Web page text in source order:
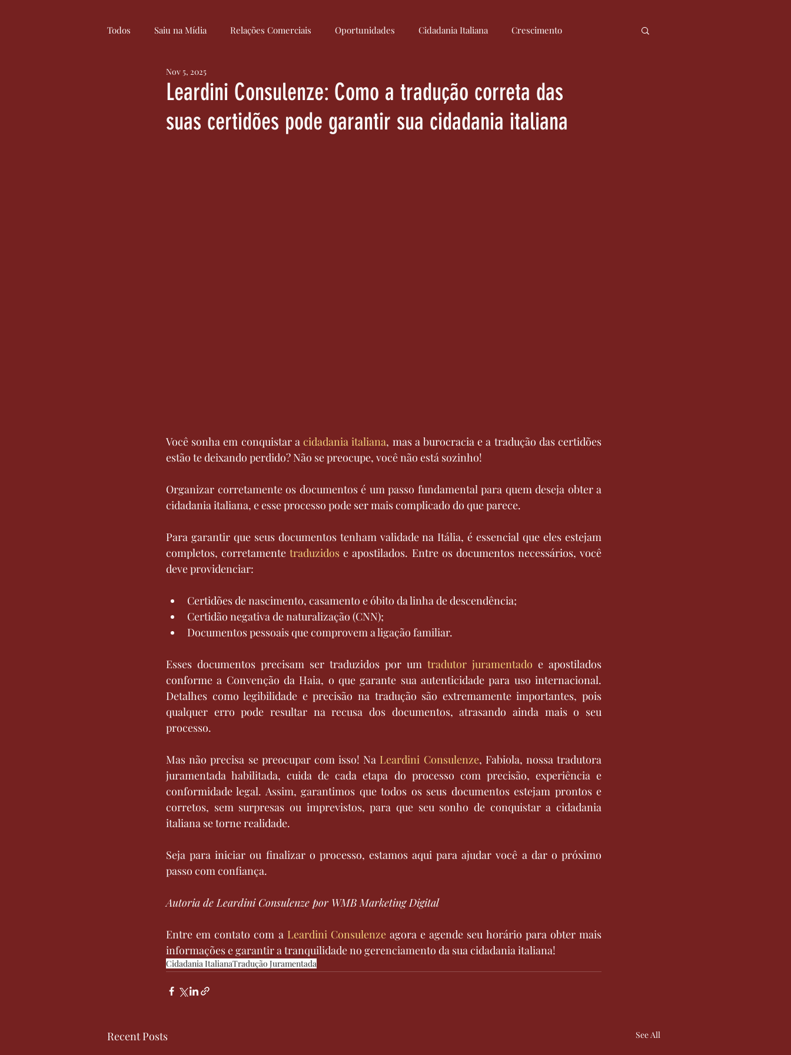
Todos Saiu na Mídia Relações Comerciais Oportunidades Cidadania Italiana Crescimento
Curiosidades
Inovação
Leardini Consulenze: Como a tradução correta das
suas certidões pode garantir sua cidadania italiana
Nov 5, 2025
Você sonha em conquistar a cidadania italiana, mas a burocracia e a tradução das certidões
estão te deixando perdido? Não se preocupe, você não está sozinho!
Organizar corretamente os documentos é um passo fundamental para quem deseja obter a
cidadania italiana, e esse processo pode ser mais complicado do que parece.
Para garantir que seus documentos tenham validade na Itália, é essencial que eles estejam
completos, corretamente traduzidos e apostilados. Entre os documentos necessários, você
deve providenciar:
Certidões de nascimento, casamento e óbito da linha de descendência;
Certidão negativa de naturalização (CNN);
Documentos pessoais que comprovem a ligação familiar.
Esses documentos precisam ser traduzidos por um tradutor juramentado e apostilados
conforme a Convenção da Haia, o que garante sua autenticidade para uso internacional.
Detalhes como legibilidade e precisão na tradução são extremamente importantes, pois
qualquer erro pode resultar na recusa dos documentos, atrasando ainda mais o seu
processo.
Mas não precisa se preocupar com isso! Na Leardini Consulenze, Fabiola, nossa tradutora
juramentada habilitada, cuida de cada etapa do processo com precisão, experiência e
conformidade legal. Assim, garantimos que todos os seus documentos estejam prontos e
corretos, sem surpresas ou imprevistos, para que seu sonho de conquistar a cidadania
italiana se torne realidade.
Seja para iniciar ou finalizar o processo, estamos aqui para ajudar você a dar o próximo
passo com confiança.
Autoria de Leardini Consulenze por WMB Marketing Digital
Entre em contato com a Leardini Consulenze agora e agende seu horário para obter mais
informações e garantir a tranquilidade no gerenciamento da sua cidadania italiana!
Cidadania ItalianaTradução Juramentada
Recent Posts See All